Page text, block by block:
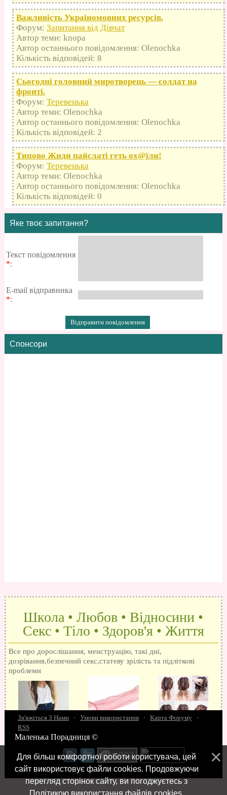
Важливість Україномовних ресурсів.
Форум: Запитання від Дівчат
Автор теми: knopa
Автор останнього повідомлення: Olenochka
Кількість відповідей: 8
Сьогодні головний миротворець — солдат на
фронті.
Форум: Теревенька
Автор теми: Olenochka
Автор останнього повідомлення: Olenochka
Кількість відповідей: 2
Типово Жиди пайслаті геть оx@їли!
Форум: Теревенька
Автор теми: Olenochka
Автор останнього повідомлення: Olenochka
Кількість відповідей: 0
Яке твоє запитання?
Текст повідомлення
*:
E-mail відправника
*:
Спонсори
Школа • Любов • Відносини •
Секс • Тіло • Здоров'я • Життя
Все про дорослішання, менструацію, такі дні,
дозрівання,безпечний секс,статеву зрілість та підліткові
проблеми
15 запитань про секс Як досягти оргазм
Позбуваємось синців завагітніти після першого разу Хлопець хоче сексу
робити мінєт"Люблю" і "кохаю" різниця Про перший секс Займатися сексом
Зв'яжіться З Нами · Умови використання · Карта Форуму
·
RSS
Маленька Порадниця ©
Для більш комфортної роботи користувача, цей
сайт використовує файли cookies. Продовжуючи
перегляд сторінок сайту, ви погоджуєтесь з
Політикою використання файлів cookies.